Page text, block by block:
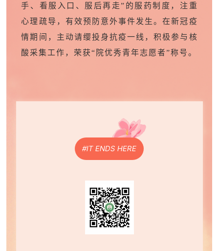
手、看服入口、服后再走” 的服药制度，注重
心理疏导，有效预防意外事件发生。在新冠疫
情期间，主动请缨投身抗疫一线，积极参与核
酸采集工作，荣获“ 院优秀青年志愿者”称号。
#IT ENDS HERE